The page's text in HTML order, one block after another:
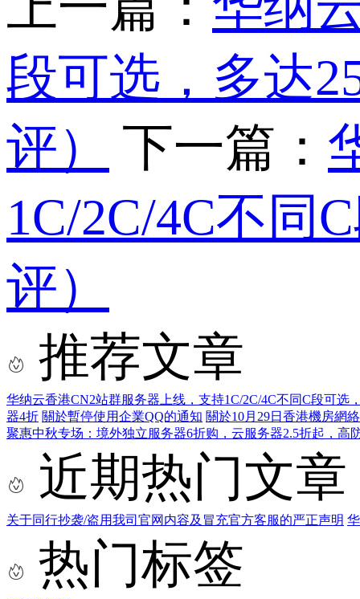
段可选，多达
评）
下一篇：
1C/2C/4C不同
评）
推荐文章
华纳云香港CN2站群服务器上线，支持1C/2C/4C不同C段可选
器4折 關於暫停使用企業QQ的通知 關於10月29日香港機房網
聚惠中秋专场：境外独立服务器6折购，云服务器2.5折起，
近期热门文章
关于同行抄袭/盗用我司官网内容及冒充官方客服的严正声明
热门标签